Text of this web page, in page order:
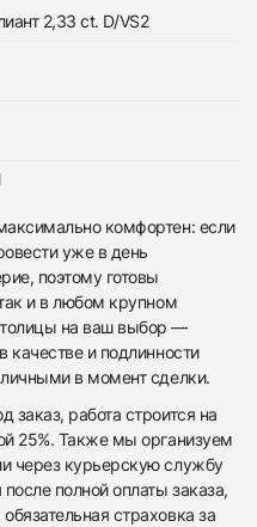
2,33 ct. D/VS2
комфортен: если
уже в день
поэтому готовы
и в любом крупном
на ваш выбор —
качестве и подлинности
в момент сделки.
работа строится на
25%. Также мы организуем
через курьерскую службу
полной оплаты заказа,
страховка за
заявку
2,22/2,33 ct. D/VS
часов…
заявку